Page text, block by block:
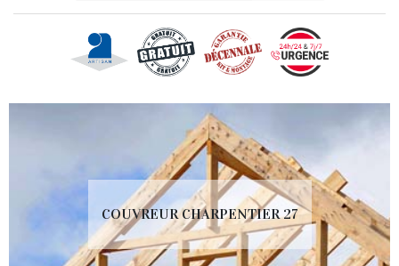
COUVREUR CHARPENTIER 27